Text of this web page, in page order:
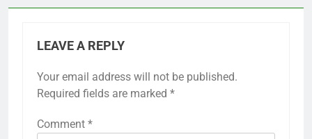
LEAVE A REPLY
Your email address will not be published.
Required fields are marked *
Comment *